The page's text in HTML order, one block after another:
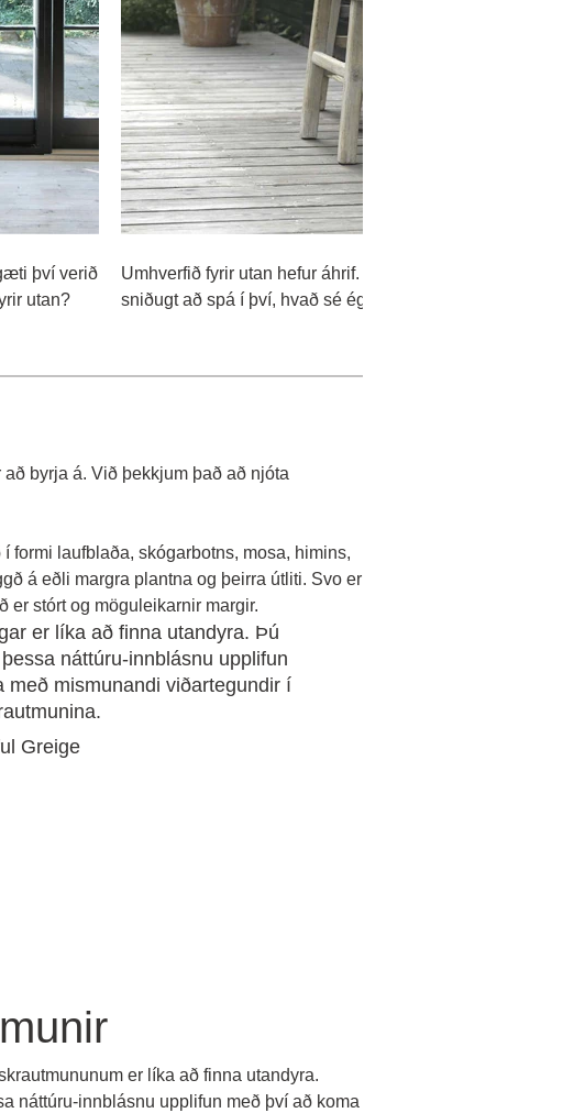
því verið
utan?
Umhverfið fyrir utan hefur áhrif. Það gæti því verið
sniðugt að spá í því, hvað sé ég hér fyrir utan?
byrja á. Við þekkjum það að njóta
formi laufblaða, skógarbotns, mosa, himins,
á eðli margra plantna og þeirra útliti. Svo er
stórt og möguleikarnir margir.
er líka að finna utandyra. Þú
náttúru-innblásnu upplifun
með mismunandi viðartegundir í
Greige
er líka að finna utandyra.
náttúru-innblásnu upplifun með því að koma